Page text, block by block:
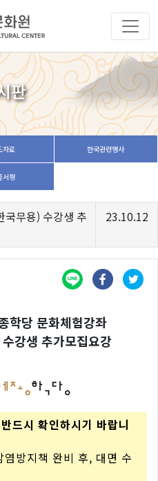
판
자료 한국관련행사
서평
무용) 수강생 추
23.10.12
학당 문화체험강좌
강생 추가모집요강
드시 확인하시기 바랍니
방지책 완비 후, 대면 수